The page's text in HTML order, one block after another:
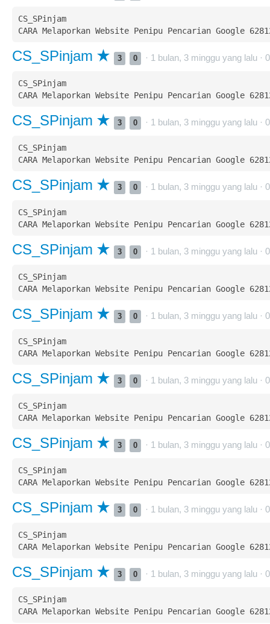
CS_SPinjam
CS_SPinjam 3 0 · 1 bulan, 3 minggu yang lalu · 0
CS_SPinjam
CS_SPinjam 3 0 · 1 bulan, 3 minggu yang lalu · 0
CS_SPinjam
CS_SPinjam 3 0 · 1 bulan, 3 minggu yang lalu · 0
CS_SPinjam
CS_SPinjam 3 0 · 1 bulan, 3 minggu yang lalu · 0
CS_SPinjam
CS_SPinjam 3 0 · 1 bulan, 3 minggu yang lalu · 0
CS_SPinjam
CS_SPinjam 3 0 · 1 bulan, 3 minggu yang lalu · 0
CS_SPinjam
CS_SPinjam 3 0 · 1 bulan, 3 minggu yang lalu · 0
CS_SPinjam
CS_SPinjam 3 0 · 1 bulan, 3 minggu yang lalu · 0
CS_SPinjam
CS_SPinjam 3 0 · 1 bulan, 3 minggu yang lalu · 0
CS_SPinjam